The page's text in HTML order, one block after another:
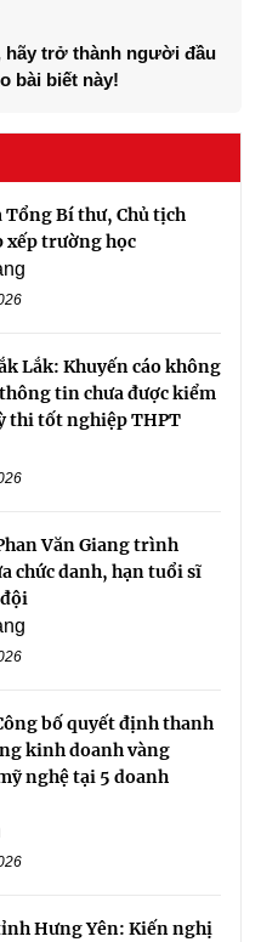
hãy trở thành người đầu
bài biết này!
Tổng Bí thư, Chủ tịch
xếp trường học
Lắk: Khuyến cáo không
tin chưa được kiểm
thi tốt nghiệp THPT
Văn Giang trình
chức danh, hạn tuổi sĩ
bố quyết định thanh
kinh doanh vàng
nghệ tại 5 doanh
Hưng Yên: Kiến nghị